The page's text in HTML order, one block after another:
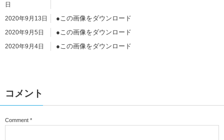
日
2020年9月13日 ●この画像をダウンロード
2020年9月5日 ●この画像をダウンロード
2020年9月4日 ●この画像をダウンロード
コメント
Comment *